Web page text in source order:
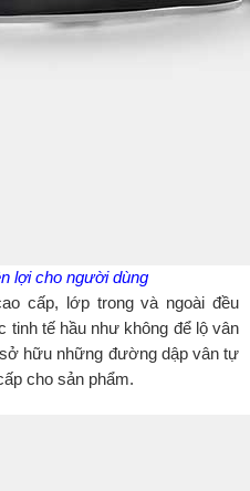
lợi cho người dùng
cấp, lớp trong và ngoài đều
tế hầu như không để lộ vân
hữu những đường dập vân tự
cho sản phẩm.